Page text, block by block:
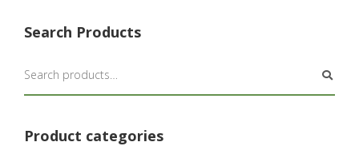
Search Products
Product categories